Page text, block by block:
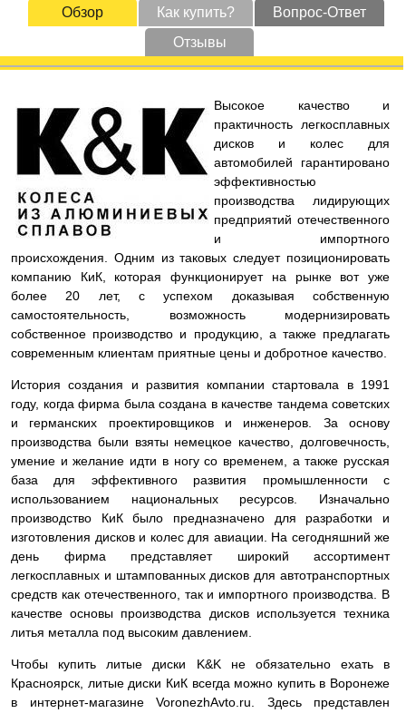
Обзор Как купить?
Вопрос-Ответ
Отзывы
Высокое качество и
практичность легкосплавных
дисков и колес для
автомобилей гарантировано
эффективностью
производства лидирующих
предприятий отечественного
и импортного
происхождения. Одним из таковых следует позиционировать
компанию КиК, которая функционирует на рынке вот уже
более 20 лет, с успехом доказывая собственную
самостоятельность, возможность модернизировать
собственное производство и продукцию, а также предлагать
современным клиентам приятные цены и добротное качество.
История создания и развития компании стартовала в 1991
году, когда фирма была создана в качестве тандема советских
и германских проектировщиков и инженеров. За основу
производства были взяты немецкое качество, долговечность,
умение и желание идти в ногу со временем, а также русская
база для эффективного развития промышленности с
использованием национальных ресурсов. Изначально
производство КиК было предназначено для разработки и
изготовления дисков и колес для авиации. На сегодняшний же
день фирма представляет широкий ассортимент
легкосплавных и штампованных дисков для автотранспортных
средств как отечественного, так и импортного производства. В
качестве основы производства дисков используется техника
литья металла под высоким давлением.
Чтобы купить литые диски K&K не обязательно ехать в
Красноярск, литые диски КиК всегда можно купить в Воронеже
в интернет-магазине VoronezhAvto.ru. Здесь представлен